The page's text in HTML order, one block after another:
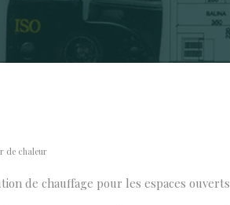
de chaleur
de chauffage pour les espaces